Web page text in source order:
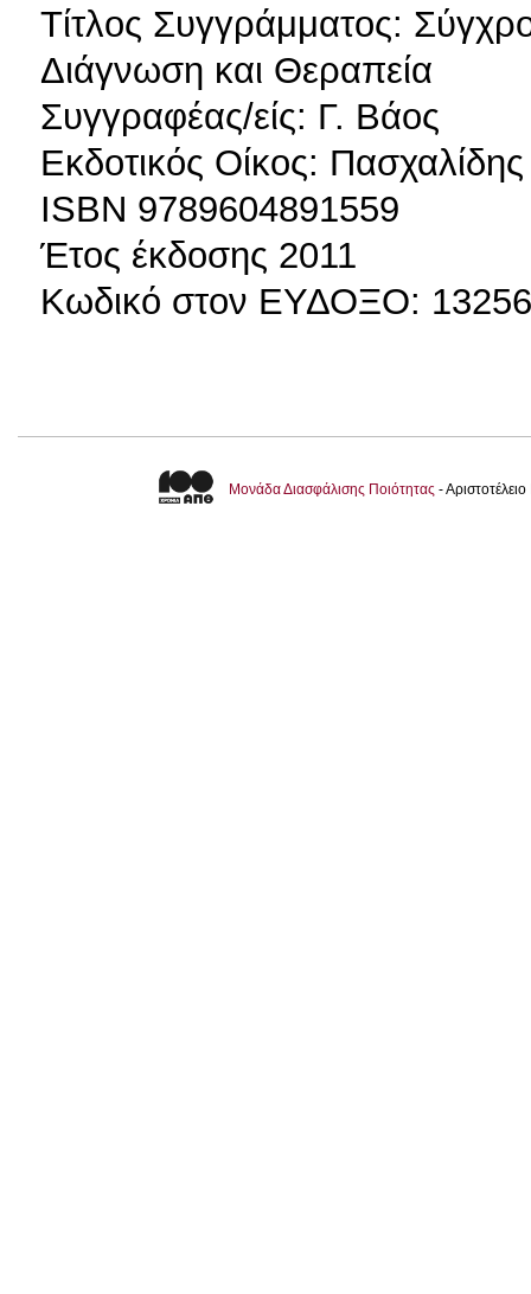
Τίτλος Συγγράμματος:
Διάγνωση και Θεραπεία
Συγγραφέας/είς: Γ. Βάος
Εκδοτικός Οίκος: Πασχαλίδης
ISBN 9789604891559
Έτος έκδοσης 2011
Κωδικό στον ΕΥΔΟΞΟ:
Μονάδα Διασφάλισης Ποιότητας -